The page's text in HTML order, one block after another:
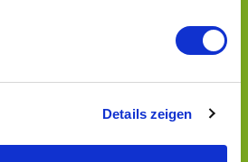
Details zeigen